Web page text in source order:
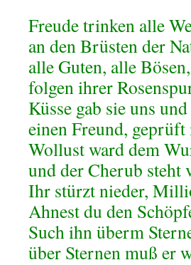
Freude trinken alle
an den Brüsten der
alle Guten, alle Bösen,
folgen ihrer
Küsse gab sie uns
einen Freund,
Wollust ward dem
und der Cherub steht
Ihr stürzt nieder,
Ahnest du den
Such ihn überm
über Sternen muß er